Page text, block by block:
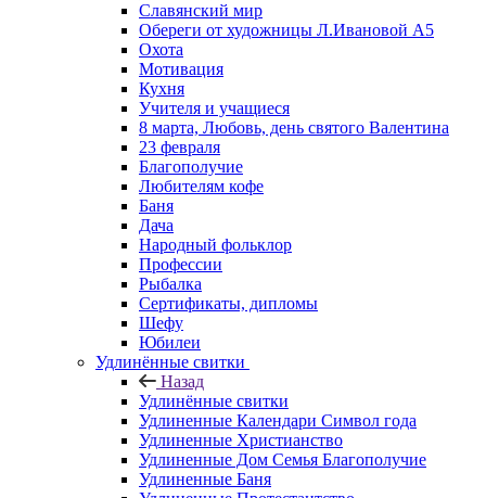
Славянский мир
Обереги от художницы Л.Ивановой А5
Охота
Мотивация
Кухня
Учителя и учащиеся
8 марта, Любовь, день святого Валентина
23 февраля
Благополучие
Любителям кофе
Баня
Дача
Народный фольклор
Профессии
Рыбалка
Сертификаты, дипломы
Шефу
Юбилеи
Удлинённые свитки
Назад
Удлинённые свитки
Удлиненные Календари Символ года
Удлиненные Христианство
Удлиненные Дом Семья Благополучие
Удлиненные Баня